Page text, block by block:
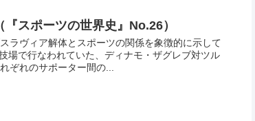
スポーツの世界史』No.26）
ラヴィア解体とスポーツの関係を象徴的に示して
場で行なわれていた、ディナモ・ザグレブ対ツル
ぞれのサポーター間の...